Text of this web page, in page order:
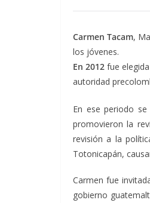
Carmen Tacam,
los jóvenes.
En 2012 fue
autoridad
En ese periodo
promovieron la
revisión a la
Totonicapán,
Carmen fue
gobierno